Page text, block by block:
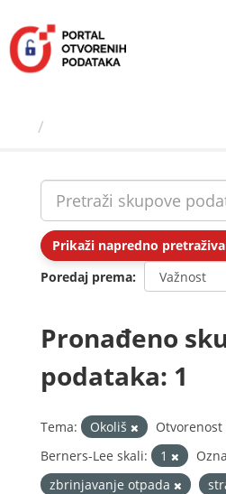
sadržaj
Prikaži napredno
Poredaj prema
Pronađeno
podataka: 1
Tema: Okoliš
Berners-Lee skali:
1
zbrinjavanje otpada